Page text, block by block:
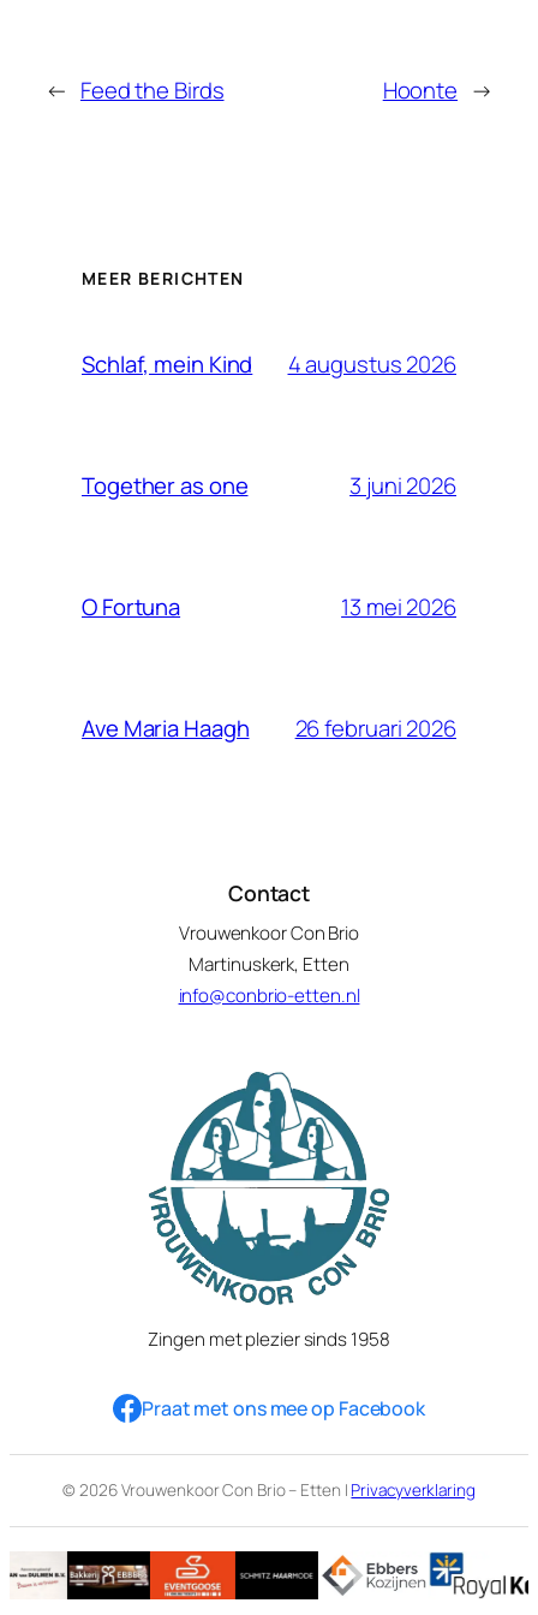
← Feed the Birds Hoonte →
MEER BERICHTEN
Schlaf, mein Kind 4 augustus 2026
Together as one 3 juni 2026
O Fortuna 13 mei 2026
Ave Maria Haagh 26 februari 2026
Contact
Vrouwenkoor Con Brio
Martinuskerk, Etten
info@conbrio-etten.nl
Zingen met plezier sinds 1958
Praat met ons mee op Facebook
© 2026 Vrouwenkoor Con Brio – Etten | Privacyverklaring